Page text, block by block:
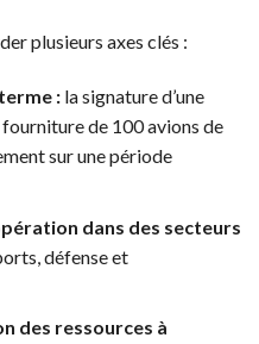
plusieurs axes clés :
:la signature d’une
de 100 avions de
sur une période
dans des secteurs
défense et
des ressources à